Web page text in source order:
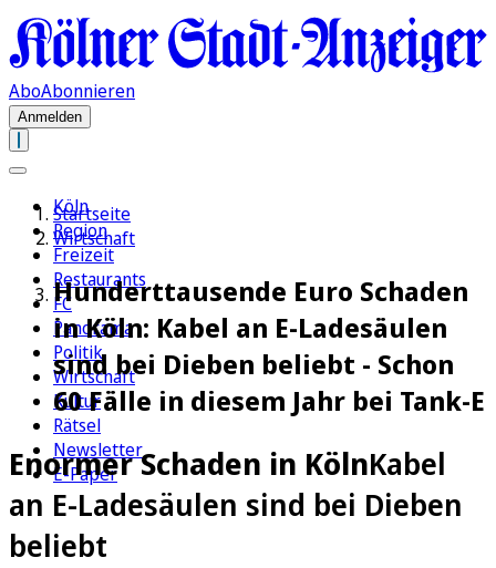
AboAbonnieren
Anmelden
Köln
Region
Freizeit
Restaurants
FC
Panorama
Politik
Wirtschaft
Kultur
Rätsel
Newsletter
E-Paper
Startseite
Wirtschaft
Hunderttausende Euro Schaden
in Köln: Kabel an E-Ladesäulen
sind bei Dieben beliebt - Schon
60 Fälle in diesem Jahr bei Tank-E
Enormer Schaden in KölnKabel
an E-Ladesäulen sind bei Dieben
beliebt